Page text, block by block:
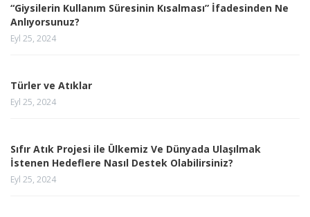
“Giysilerin Kullanım Süresinin Kısalması” İfadesinden Ne
Anlıyorsunuz?
Eyl 25, 2024
Türler ve Atıklar
Eyl 25, 2024
Sıfır Atık Projesi ile Ülkemiz Ve Dünyada Ulaşılmak
İstenen Hedeflere Nasıl Destek Olabilirsiniz?
Eyl 25, 2024